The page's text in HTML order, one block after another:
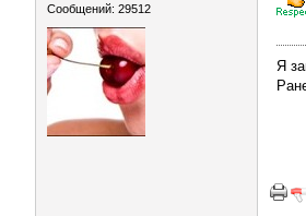
Сообщений: 29512
Я